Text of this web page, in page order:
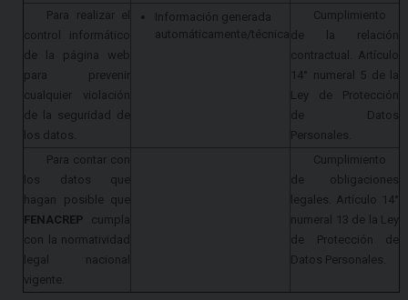
Para realizar el
control informático
de la página web
para prevenir
cualquier violación
de la seguridad de
los datos.
Información generada
automáticamente/técnica
Cumplimiento
de la relación
contractual. Artículo
14° numeral 5 de la
Ley de Protección
de Datos
Personales.
Para contar con
los datos que
hagan posible que
FENACREP cumpla
con la normatividad
legal nacional
vigente.
Cumplimiento
de obligaciones
legales. Artículo 14°
numeral 13 de la Ley
de Protección de
Datos Personales.